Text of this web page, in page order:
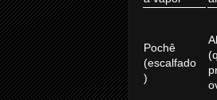
Pochê
(escalfado
)